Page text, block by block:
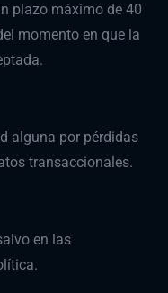
plazo máximo de 40
momento en que la
alguna por pérdidas
transaccionales.
en las